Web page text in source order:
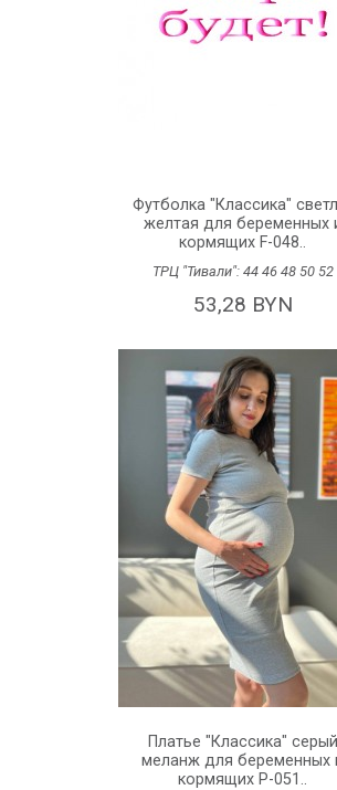
Футболка "Классика"
желтая для беременных
кормящих F-048..
ТРЦ "Тивали": 44 46 48 50 52
53,28 BYN
Платье "Классика" серый
меланж для беременных
кормящих P-051..